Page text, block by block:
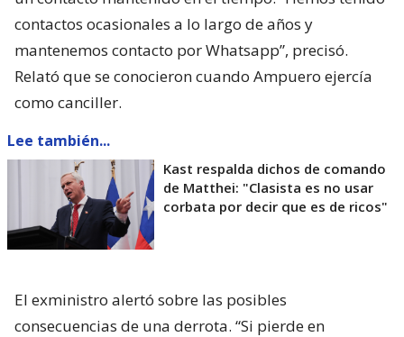
contactos ocasionales a lo largo de años y
mantenemos contacto por Whatsapp”, precisó.
Relató que se conocieron cuando Ampuero ejercía
como canciller.
Lee también...
Kast respalda dichos de comando
de Matthei: "Clasista es no usar
corbata por decir que es de ricos"
El exministro alertó sobre las posibles
consecuencias de una derrota. “Si pierde en